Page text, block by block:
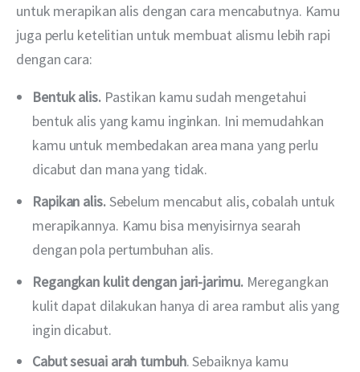
untuk merapikan alis dengan cara mencabutnya. Kamu
juga perlu ketelitian untuk membuat alismu lebih rapi
dengan cara:
Bentuk alis.Pastikan kamu sudah mengetahui
bentuk alis yang kamu inginkan. Ini memudahkan
kamu untuk membedakan area mana yang perlu
dicabut dan mana yang tidak.
Rapikan alis.Sebelum mencabut alis, cobalah untuk
merapikannya. Kamu bisa menyisirnya searah
dengan pola pertumbuhan alis.
Regangkan kulit dengan jari-jarimu.Meregangkan
kulit dapat dilakukan hanya di area rambut alis yang
ingin dicabut.
Cabut sesuai arah tumbuh. Sebaiknya kamu